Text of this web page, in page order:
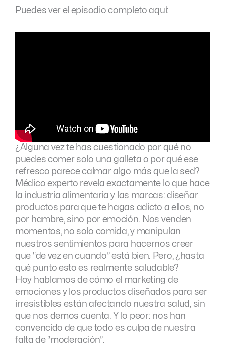
Puedes ver el episodio completo aquí:
¿Alguna vez te has cuestionado por qué no
puedes comer solo una galleta o por qué ese
refresco parece calmar algo más que la sed?
Médico experto revela exactamente lo que hace
la industria alimentaria y las marcas: diseñar
productos para que te hagas adicto a ellos, no
por hambre, sino por emoción. Nos venden
momentos, no solo comida, y manipulan
nuestros sentimientos para hacernos creer
que “de vez en cuando” está bien. Pero, ¿hasta
qué punto esto es realmente saludable?
Hoy hablamos de cómo el marketing de
emociones y los productos diseñados para ser
irresistibles están afectando nuestra salud, sin
que nos demos cuenta. Y lo peor: nos han
convencido de que todo es culpa de nuestra
falta de “moderación”.